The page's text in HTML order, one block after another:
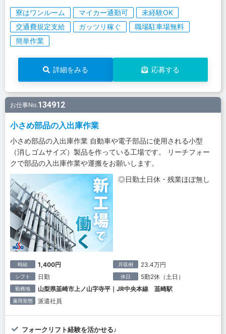
寮はワンルーム マイカー通勤可
未経験OK
交通費規定支給
ガッツリ稼ぐ
職場駐車場無料
簡単作業
詳細をみる 応募する
お仕事No.134912
小さめ部品の入出庫作業
小さめ部品の入出庫作業 自動車や電子部品に使用される小型
（消しゴムサイズ）製品を作っている工場です。 リーチフォー
クで部品の入出庫作業や運搬をお願いします。
◎日勤土日休・残業ほぼ無し
時給 1,400円 月収例 23.4万円
シフト 日勤 休日 5勤2休（土日）
勤務地 山梨県韮崎市上ノ山字寺平｜JR中央本線 韮崎駅
雇用形態 派遣社員
フォークリフト経験を活かせる♪